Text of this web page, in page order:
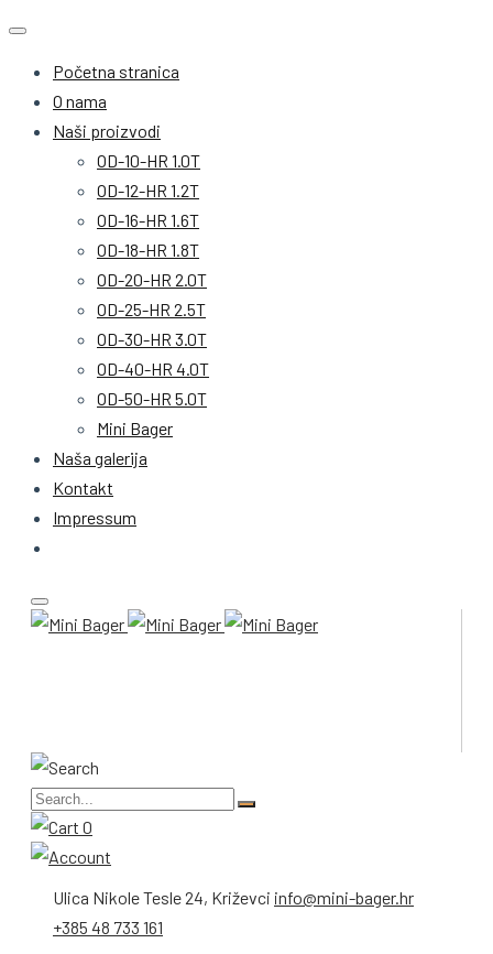
Početna stranica
O nama
Naši proizvodi
OD-10-HR 1.0T
OD-12-HR 1.2T
OD-16-HR 1.6T
OD-18-HR 1.8T
OD-20-HR 2.0T
OD-25-HR 2.5T
OD-30-HR 3.0T
OD-40-HR 4.0T
OD-50-HR 5.0T
Mini Bager
Naša galerija
Kontakt
Impressum
0
Ulica Nikole Tesle 24, Križevci info@mini-bager.hr
+385 48 733 161